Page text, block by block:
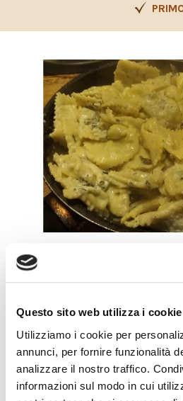
Questo sito web utilizza i cookie
Utilizziamo i cookie per
annunci, per fornire funzionalità
analizzare il nostro traffico.
informazioni sul modo in cui
INGREDIENTI PARMAREGGIO
Burro
INGREDIENTI
Per la sfoglia: - 300 grammi di